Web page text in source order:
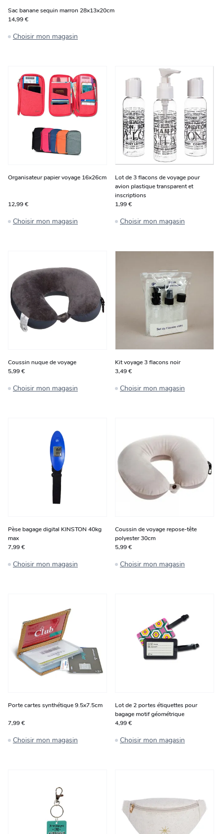
Sac banane sequin marron 28x13x20cm
14,99 €
Choisir mon magasin
Organisateur papier voyage 16x26cm
12,99 €
Choisir mon magasin
Lot de 3 flacons de voyage pour
avion plastique transparent et
inscriptions
1,99 €
Choisir mon magasin
Coussin nuque de voyage
5,99 €
Choisir mon magasin
Kit voyage 3 flacons noir
3,49 €
Choisir mon magasin
Pèse bagage digital KINSTON 40kg
max
7,99 €
Choisir mon magasin
Coussin de voyage repose-tête
polyester 30cm
5,99 €
Choisir mon magasin
Porte cartes synthétique 9.5x7.5cm
7,99 €
Choisir mon magasin
Lot de 2 portes étiquettes pour
bagage motif géométrique
4,99 €
Choisir mon magasin